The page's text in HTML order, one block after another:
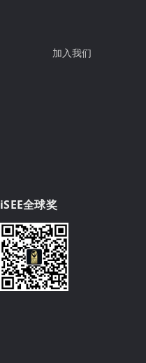
加入我们
iSEE全球奖